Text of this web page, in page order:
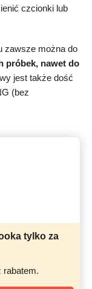
czcionki lub
zawsze można do
próbek, nawet do
jest także dość
(bez
tylko za
rabatem.